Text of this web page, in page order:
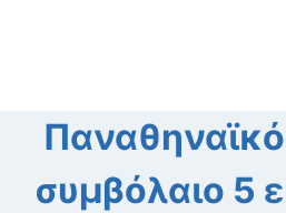
συμβόλαιο 5